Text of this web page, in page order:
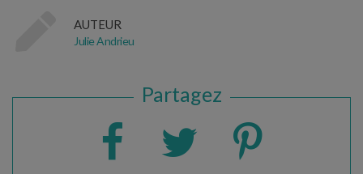
AUTEUR
Julie Andrieu
Partagez